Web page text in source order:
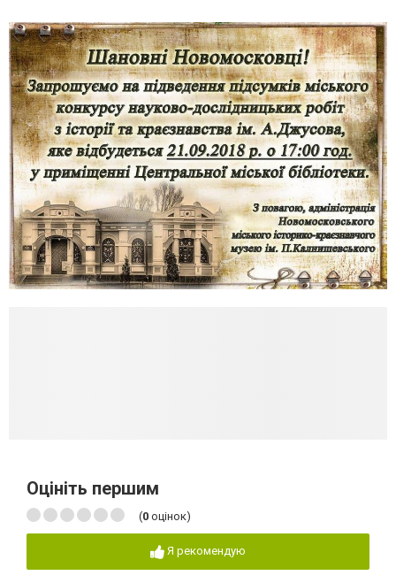
Оцініть першим
(0 оцінок)
Я рекомендую